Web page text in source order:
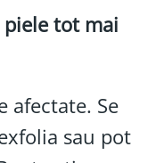
tot mai
afectate. Se
sau pot